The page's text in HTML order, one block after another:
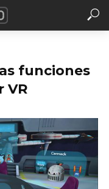
funciones
VR